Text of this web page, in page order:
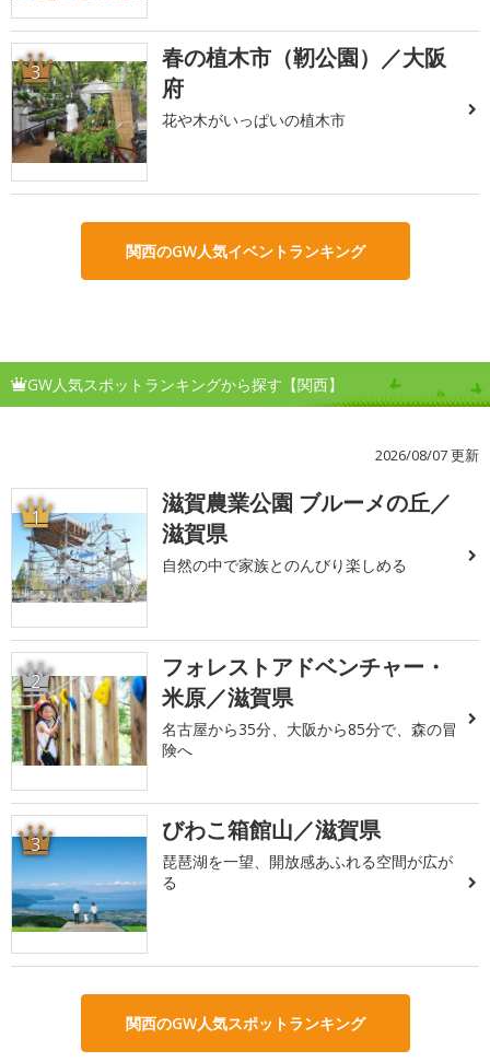
3
春の植木市（靭公園）／大阪
府
花や木がいっぱいの植木市
関西のGW人気イベントランキング
GW人気スポットランキングから探す【関西】
2026/08/07 更新
1
滋賀農業公園 ブルーメの丘／
滋賀県
自然の中で家族とのんびり楽しめる
2
フォレストアドベンチャー・
米原／滋賀県
名古屋から35分、大阪から85分で、森の冒
険へ
3 びわこ箱館山／滋賀県
琵琶湖を一望、開放感あふれる空間が広が
る
関西のGW人気スポットランキング